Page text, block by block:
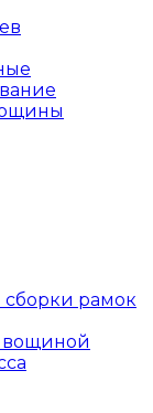
рамок
вощиной